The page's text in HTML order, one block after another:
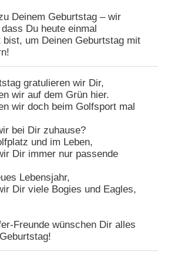
Deinem Geburtstag – wir
Du heute einmal
bist, um Deinen Geburtstag mit
gratulieren wir Dir,
wir auf dem Grün hier.
wir doch beim Golfsport mal
bei Dir zuhause?
und im Leben,
Dir immer nur passende
Lebensjahr,
Dir viele Bogies und Eagles,
Freunde wünschen Dir alles